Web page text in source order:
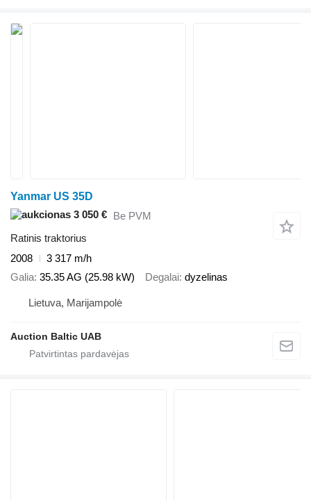
Yanmar US 35D
3 050 € Be PVM
Ratinis traktorius
2008
3 317 m/h
Galia 35.35 AG (25.98 kW) Degalai dyzelinas
Lietuva, Marijampolė
Auction Baltic UAB